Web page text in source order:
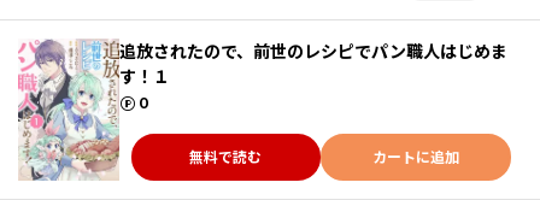
追放されたので、前世のレシピでパン職人はじめま
す！１
0
ポイント
無料で読む カートに追加